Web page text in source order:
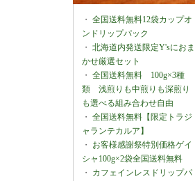
・ 全国送料無料12袋カップオ
ンドリップパック
・ 北海道内発送限定Y'sにおま
かせ厳選セット
・ 全国送料無料 100g×3種
類 浅煎りも中煎りも深煎り
も選べる組み合わせ自由
・ 全国送料無料【限定トラジ
ャランテカルア】
・ お客様感謝祭特別価格ゲイ
シャ100g×2袋全国送料無料
・ カフェインレスドリップパ